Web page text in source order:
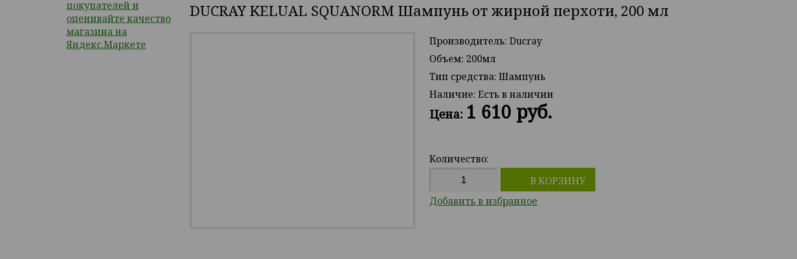
DUCRAY KELUAL SQUANORM Шампунь от жирной перхоти, 200 мл
Производитель: Ducray
Объем: 200мл
Тип средства: Шампунь
Наличие: Есть в наличии
Цена: 1 610 руб.
Количество:
В КОРЗИНУ
Добавить в избранное